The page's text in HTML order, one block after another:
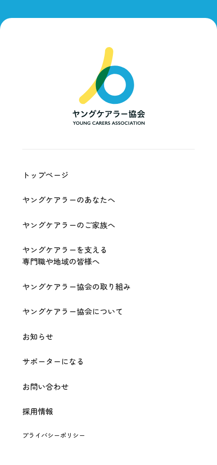
ア
ラ
ー
Young
トップページ
ヤングケアラーのあなたへ
ヤングケアラーのご家族へ
ヤングケアラーを支える
専門職や地域の皆様へ
ヤングケアラー協会の取り組み
ヤングケアラー協会について
お知らせ
サポーターになる
お問い合わせ
採用情報
プライバシーポリシー